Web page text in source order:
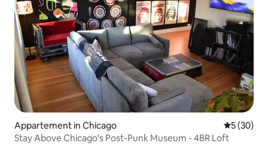
Appartement in Chicago
5 (30)
Stay Above Chicago's Post-Punk Museum - 4BR Loft